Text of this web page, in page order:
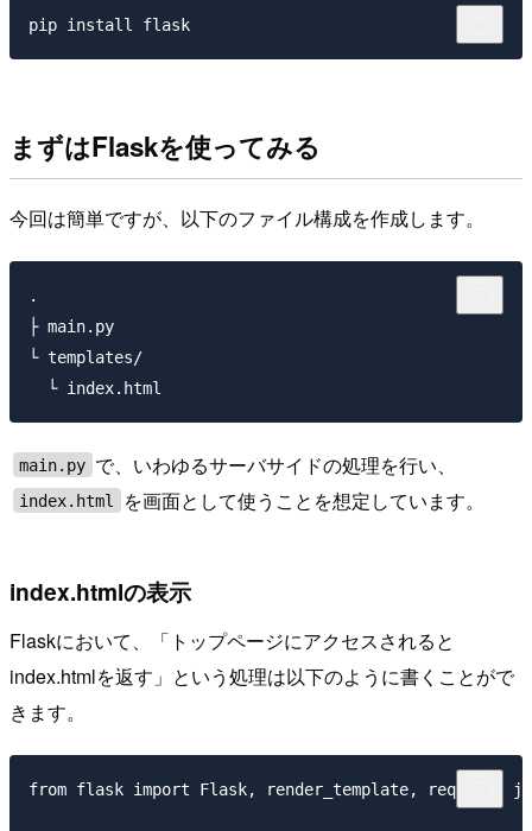
まずはFlaskを使ってみる
今回は簡単ですが、以下のファイル構成を作成します。
.
├ main.py
└ templates/
main.py で、いわゆるサーバサイドの処理を行い、
index.html を画面として使うことを想定しています。
index.htmlの表示
Flaskにおいて、「トップページにアクセスされると
index.htmlを返す」という処理は以下のように書くことがで
きます。
from flask import Flask, render_template, request,